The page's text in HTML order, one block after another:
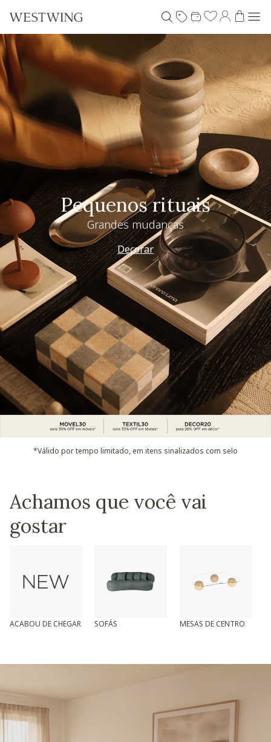
Pequenos rituais
Grandes mudanças
Decorar
*Válido por tempo limitado, em itens sinalizados com selo
Achamos que você vai
gostar
ACABOU DE CHEGAR SOFÁS MESAS DE CENTRO